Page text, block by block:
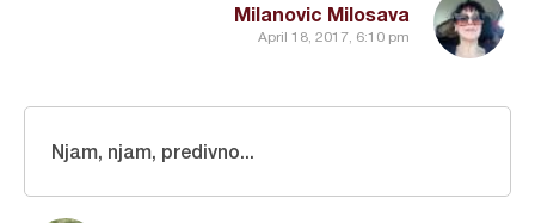
Milanovic Milosava
April 18, 2017, 6:10 pm
Njam, njam, predivno...